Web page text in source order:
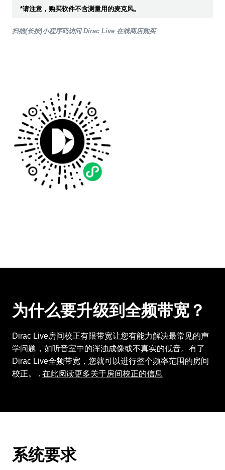
*请注意，购买软件不含测量用的麦克风。
扫描(长按)小程序码访问 Dirac Live 在线商店购买
为什么要升级到全频带宽？
Dirac Live房间校正有限带宽让您有能力解决最常见的声
学问题，如听音室中的浑浊成像或不真实的低音。有了
Dirac Live全频带宽，您就可以进行整个频率范围的房间
校正。 . 在此阅读更多关于房间校正的信息
系统要求